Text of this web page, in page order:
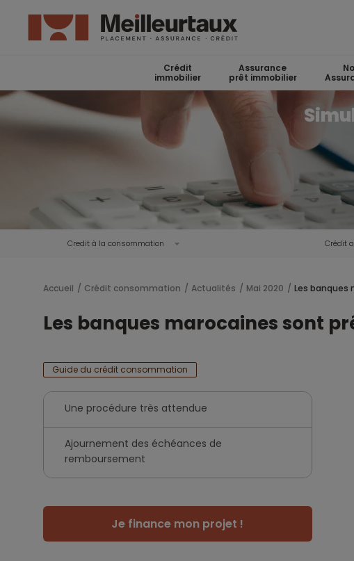
Crédit
immobilier
Assurance
prêt immobilier
Credit à la consommation Crédit
Accueil Crédit consommation Actualités Mai 2020 Les banques
Les banques marocaines sont
Guide du crédit consommation
Une procédure très attendue
Ajournement des échéances de
remboursement
Je finance mon projet !